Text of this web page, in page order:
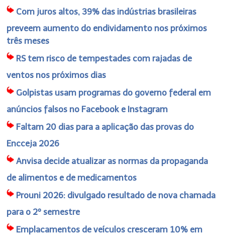
Com juros altos, 39% das indústrias brasileiras
preveem aumento do endividamento nos próximos
três meses
RS tem risco de tempestades com rajadas de
ventos nos próximos dias
Golpistas usam programas do governo federal em
anúncios falsos no Facebook e Instagram
Faltam 20 dias para a aplicação das provas do
Encceja 2026
Anvisa decide atualizar as normas da propaganda
de alimentos e de medicamentos
Prouni 2026: divulgado resultado de nova chamada
para o 2º semestre
Emplacamentos de veículos cresceram 10% em